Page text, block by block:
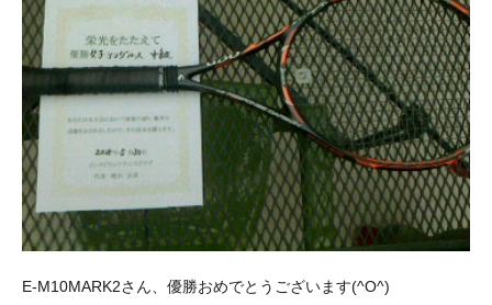
E-M10MARK2さん、優勝おめでとうございます(^O^)